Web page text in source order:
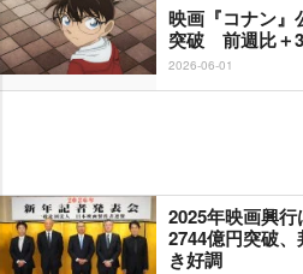
映画『コナン』
突破 前週比＋
2026-06-01
2025年映画興
2744億円突破
き好調